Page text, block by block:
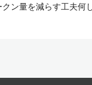
ン量を減らす工夫何